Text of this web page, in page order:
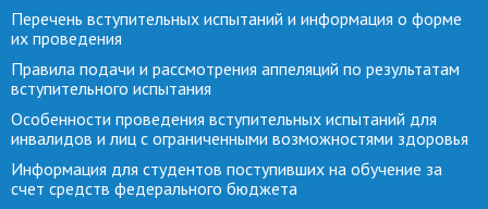
Перечень вступительных испытаний и информация о форме
их проведения
Правила подачи и рассмотрения аппеляций по результатам
вступительного испытания
Особенности проведения вступительных испытаний для
инвалидов и лиц с ограниченными возможностями здоровья
Информация для студентов поступивших на обучение за
счет средств федерального бюджета